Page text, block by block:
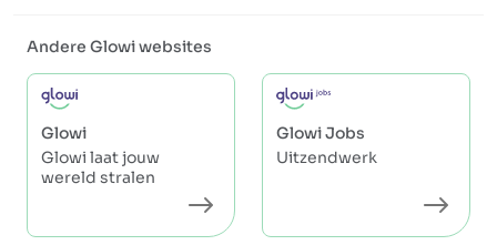
Andere Glowi websites
Glowi
Glowi laat jouw
wereld stralen
Glowi Jobs
Uitzendwerk